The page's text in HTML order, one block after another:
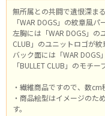
無所属との共闘で遺恨深ま
「WAR DOGS」の紋章風パ
左胸には「WAR DOGS」の
CLUB」のユニットロゴが紋
バック面には「WAR DOGS
「BULLET CLUB」のモチ
・繊維商品ですので、数cm
・商品絵型はイメージのた
す。